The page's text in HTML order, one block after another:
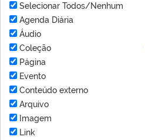
Selecionar Todos/Nenhum
Agenda Diária
Áudio
Coleção
Página
Evento
Conteúdo externo
Arquivo
Imagem
Link